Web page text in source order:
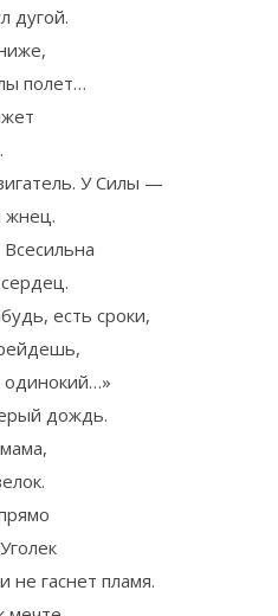
дугой.
полет…
У Силы —
жнец.
есть сроки,
одинокий…»
дождь.
не гаснет пламя.